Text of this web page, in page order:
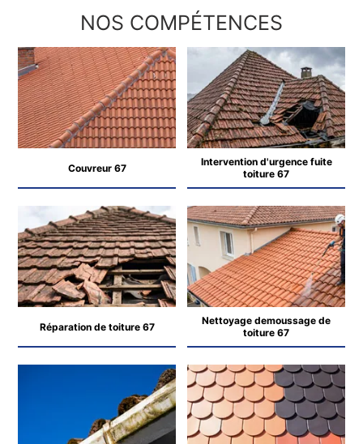
NOS COMPÉTENCES
Couvreur 67
Intervention d'urgence fuite
toiture 67
Réparation de toiture 67
Nettoyage demoussage de
toiture 67